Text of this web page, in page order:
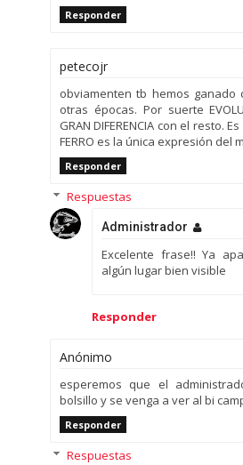
Responder
petecojr
obviamenten tb hemos ganado
otras épocas. Por suerte
GRAN DIFERENCIA con el resto.
FERRO es la única expresión del
Responder
Respuestas
Administrador
Excelente frase!! Ya
algún lugar bien visible
Responder
Anónimo
esperemos que el
bolsillo y se venga a ver al bi
Responder
Respuestas